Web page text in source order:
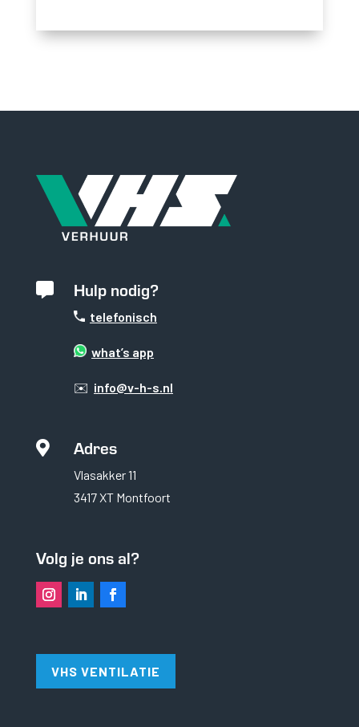
 Hulp nodig?
telefonisch
what’s app
✉️ info@v-h-s.nl
 Adres
Vlasakker 11
3417 XT Montfoort
Volg je ons al?
VHS VENTILATIE